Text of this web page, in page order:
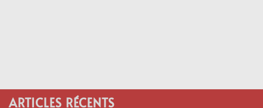
ARTICLES RÉCENTS